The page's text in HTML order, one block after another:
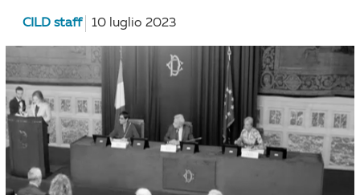
CILD staff 10 luglio 2023